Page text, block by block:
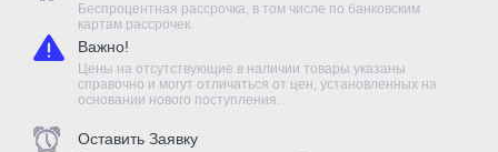
Беспроцентная рассрочка, в том числе по банковским
картам рассрочек.
Важно!
Цены на отсутствующие в наличии товары указаны
справочно и могут отличаться от цен, установленных на
основании нового поступления.
Оставить Заявку